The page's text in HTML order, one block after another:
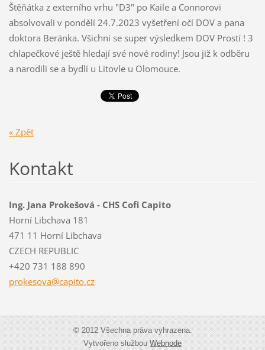
Štěňátka z externího vrhu "D3" po Kaile a Connorovi
absolvovali v pondělí 24.7.2023 vyšetření očí DOV a pana
doktora Beránka. Všichni se super výsledkem DOV Prostí ! 3
chlapečkové ještě hledají své nové rodiny! Jsou již k odběru
a narodili se a bydlí u Litovle u Olomouce.
« Zpět
Kontakt
Ing. Jana Prokešová - CHS Cofi Capito
Horní Libchava 181
471 11 Horní Libchava
CZECH REPUBLIC
+420 731 188 890
prokesova@capito.cz
© 2012 Všechna práva vyhrazena.
Vytvořeno službouWebnode